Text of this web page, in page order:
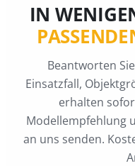
IN
Beantworten
Einsatzfall,
erhalten
Modellempfehlung
an uns senden.